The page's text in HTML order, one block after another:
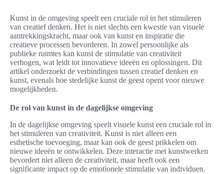
Kunst in de omgeving speelt een cruciale rol in het stimuleren
van creatief denken. Het is niet slechts een kwestie van visuele
aantrekkingskracht, maar ook van kunst en inspiratie die
creatieve processen bevorderen. In zowel persoonlijke als
publieke ruimtes kan kunst de stimulatie van creativiteit
verhogen, wat leidt tot innovatieve ideeën en oplossingen. Dit
artikel onderzoekt de verbindingen tussen creatief denken en
kunst, evenals hoe stedelijke kunst de geest opent voor nieuwe
mogelijkheden.
De rol van kunst in de dagelijkse omgeving
In de dagelijkse omgeving speelt visuele kunst een cruciale rol in
het stimuleren van creativiteit. Kunst is niet alleen een
esthetische toevoeging, maar kan ook de geest prikkelen om
nieuwe ideeën te ontwikkelen. Deze interactie met kunstwerken
bevordert niet alleen de creativiteit, maar heeft ook een
significante impact op de emotionele stimulatie van individuen.